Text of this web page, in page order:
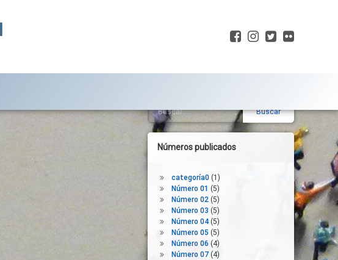
Facebook
Instagram
Twitter
Barra
lateral
derecha
Números publicados
categoría0(1)
Número 01 (5)
Número 02(5)
Número 03 (5)
Número 04(5)
Número 05 (5)
Número 06 (4)
Número 07(4)